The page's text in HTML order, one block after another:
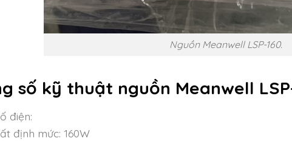
Nguồn Meanwell LSP-160.
số kỹ thuật nguồn Meanwell
điện:
định mức: 160W